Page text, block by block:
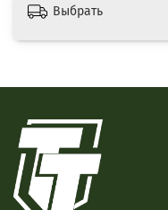
Выбрать